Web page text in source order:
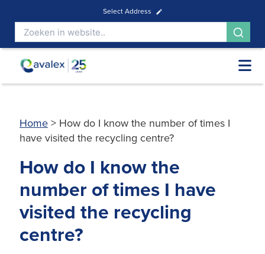
Select Address
Home > How do I know the number of times I
have visited the recycling centre?
How do I know the
number of times I have
visited the recycling
centre?